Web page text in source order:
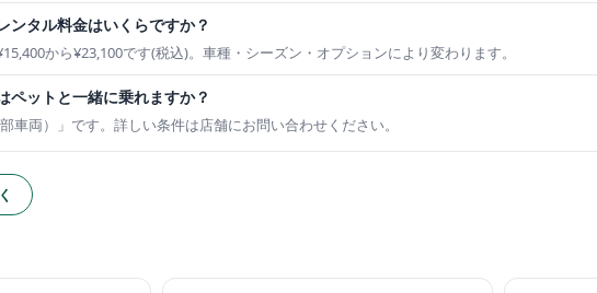
ンタル料金はいくらですか？
から¥23,100です(税込)。車種・シーズン・オプションにより変わります。
ペットと一緒に乗れますか？
車両）」です。詳しい条件は店舗にお問い合わせください。